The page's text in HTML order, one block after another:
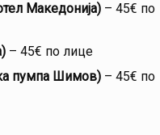
Македонија) – 45€ по
– 45€ по лице
пумпа Шимов) – 45€ по